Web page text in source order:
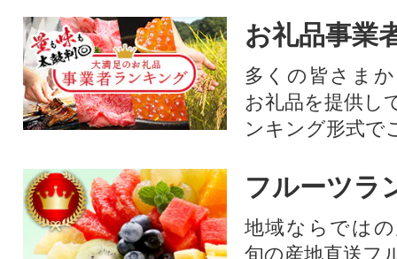
お礼品事業
多くの皆さま
お礼品を提供し
ンキング形式で
フルーツラ
地域ならでは
旬の産地直送フ